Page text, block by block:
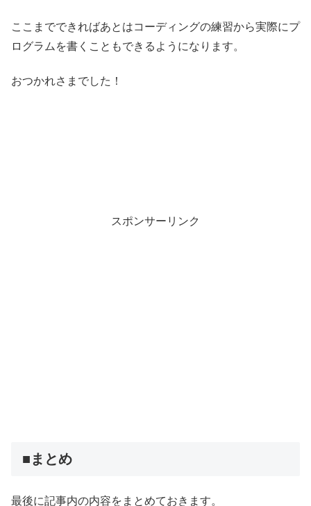
ここまでできればあとはコーディングの練習から実際にプ
ログラムを書くこともできるようになります。
おつかれさまでした！
スポンサーリンク
■まとめ
最後に記事内の内容をまとめておきます。